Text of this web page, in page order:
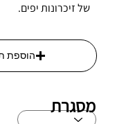
של זיכרונות יפים.
הוספת
מסגרת